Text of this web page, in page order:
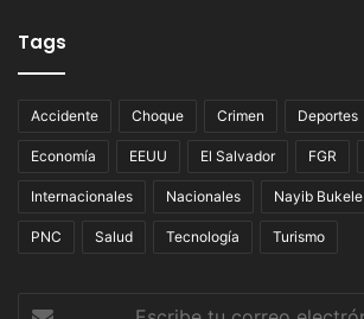
Tags
Accidente Choque Crimen Deportes
Economía EEUU El Salvador FGR
Internacionales Nacionales Nayib Bukele
PNC Salud Tecnología Turismo